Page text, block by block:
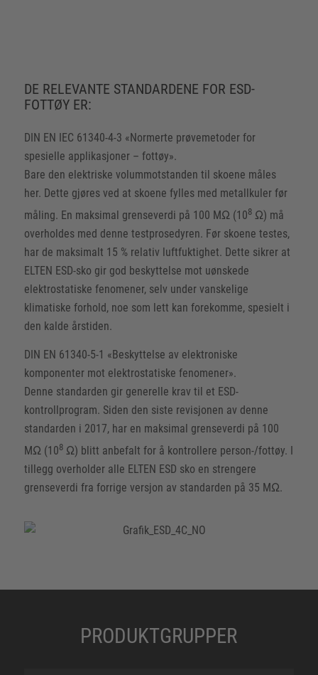
DE RELEVANTE STANDARDENE FOR ESD-
FOTTØY ER:
DIN EN IEC 61340-4-3 «Normerte prøvemetoder for
spesielle applikasjoner – fottøy».
Bare den elektriske volummotstanden til skoene måles
her. Dette gjøres ved at skoene fylles med metallkuler før
måling. En maksimal grenseverdi på 100 MΩ (108Ω) må
overholdes med denne testprosedyren. Før skoene testes,
har de maksimalt 15 % relativ luftfuktighet. Dette sikrer at
ELTEN ESD-sko gir god beskyttelse mot uønskede
elektrostatiske fenomener, selv under vanskelige
klimatiske forhold, noe som lett kan forekomme, spesielt i
den kalde årstiden.
DIN EN 61340-5-1 «Beskyttelse av elektroniske
komponenter mot elektrostatiske fenomener».
Denne standarden gir generelle krav til et ESD-
kontrollprogram. Siden den siste revisjonen av denne
standarden i 2017, har en maksimal grenseverdi på 100
MΩ (108Ω) blitt anbefalt for å kontrollere person-/fottøy. I
tillegg overholder alle ELTEN ESD sko en strengere
grenseverdi fra forrige versjon av standarden på 35 MΩ.
PRODUKTGRUPPER